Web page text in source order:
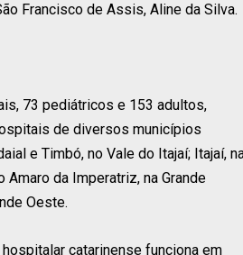
Francisco de Assis, Aline da Silva.
73 pediátricos e 153 adultos,
de diversos municípios
e Timbó, no Vale do Itajaí; Itajaí,
da Imperatriz, na Grande
Oeste.
catarinense funciona em